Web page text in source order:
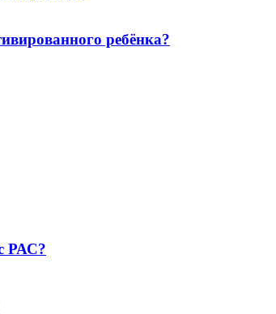
ребёнка?
РАС?